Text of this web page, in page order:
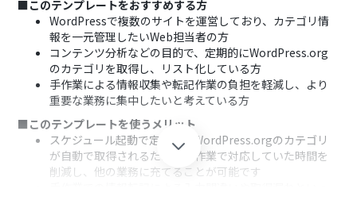
■このテンプレートをおすすめする方
WordPressで複数のサイトを運営しており、カテゴリ情
報を一元管理したいWeb担当者の方
コンテンツ分析などの目的で、定期的にWordPress.org
のカテゴリを取得し、リスト化している方
手作業による情報収集や転記作業の負担を軽減し、より
重要な業務に集中したいと考えている方
■このテンプレートを使うメリット
スケジュール起動で定期的にWordPress.orgのカテゴリ
が自動で取得されるため、手作業で対応していた時間を
削減し、他の業務に充てることが可能です